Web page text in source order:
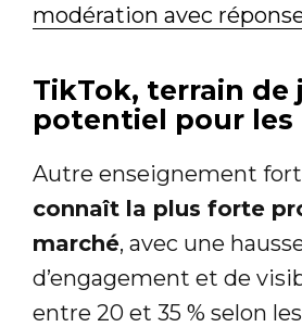
modération avec
TikTok, terrain de
potentiel pour les
Autre enseignement fort
connaît la plus forte
marché, avec une
d’engagement et de
entre 20 et 35 % selon